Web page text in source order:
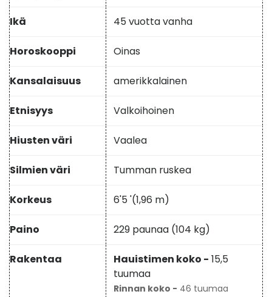
Ikä 45 vuotta vanha
Horoskooppi Oinas
Kansalaisuus amerikkalainen
Etnisyys Valkoihoinen
Hiusten väri Vaalea
Silmien väri Tumman ruskea
Korkeus 6'5 '(1,96 m)
Paino 229 paunaa (104 kg)
Rakentaa Hauistimen koko - 15,5
tuumaa
Rinnan koko - 46 tuumaa